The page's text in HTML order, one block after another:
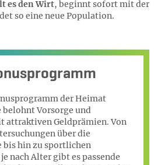
es den Wirt, beginnt sofort mit der
so eine neue Population.
der Heimat
belohnt Vorsorge und
attraktiven Geldprämien. Von
über die
bis hin zu sportlichen
nach Alter gibt es passende